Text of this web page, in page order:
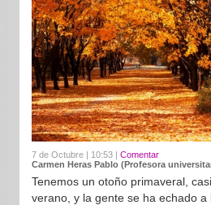
7 de Octubre | 10:53 | Comentar
Carmen Heras Pablo (Profesora
Tenemos un otoño primaveral,
verano, y la gente se ha echado a